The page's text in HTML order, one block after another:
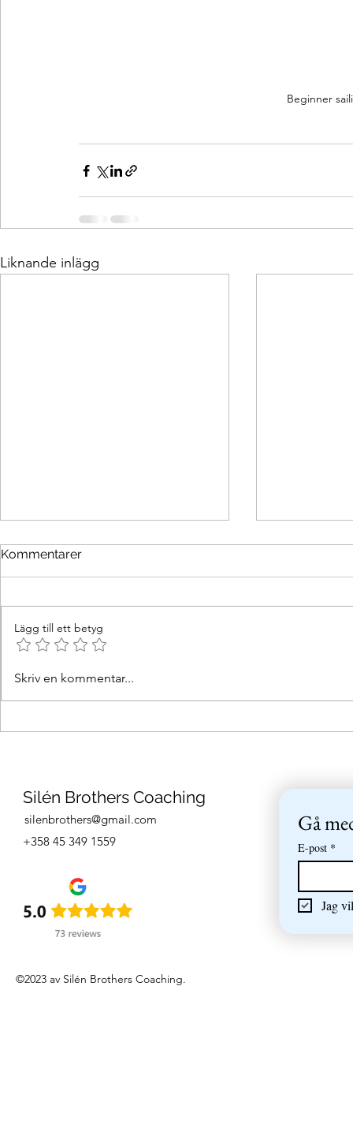
Beginner
Liknande inlägg
Är du intresserad av att
Kommentarer
Lägg till ett betyg
Skriv en kommentar...
Silén Brothers Coaching
silenbrothers@gmail.com
+358 45 349 1559
Gå
E-post *
Jag
©2023 av Silén Brothers Coaching.